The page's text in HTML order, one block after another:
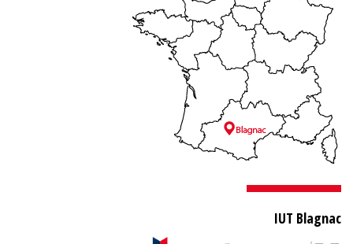
IUT Blagnac